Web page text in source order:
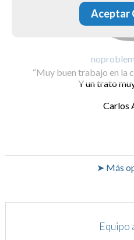
Muy buen trabajo en la
Y un trato
Carlos
➤ Más
Equipo
Aceptar